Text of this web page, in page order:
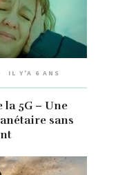
IL Y'A 6 ANS
5G – Une
sans